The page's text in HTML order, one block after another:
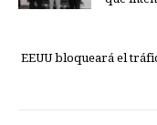
EEUU bloqueará el